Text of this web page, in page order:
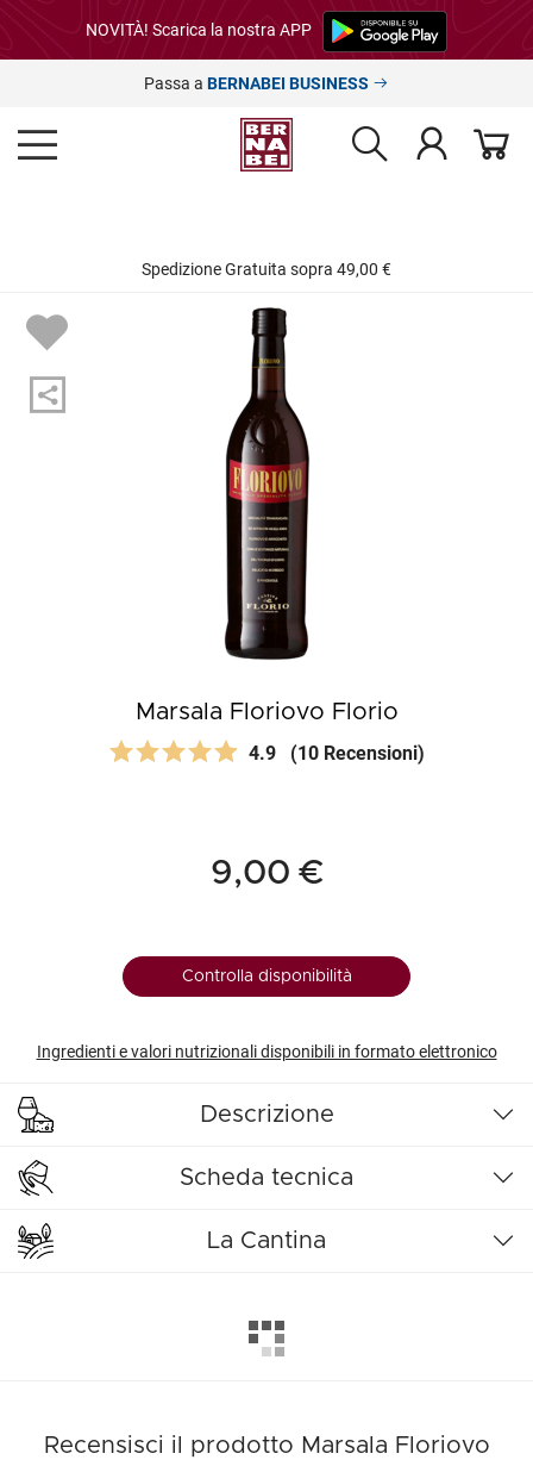
NOVITÀ! Scarica la nostra APP
Passa a BERNABEI BUSINESS
Spedizione Gratuita sopra 49,00 €
Marsala Floriovo Florio
4.9 (10 Recensioni)
9,00 €
Controlla disponibilità
Ingredienti e valori nutrizionali disponibili in formato elettronico
Descrizione
Scheda tecnica
La Cantina
Recensisci il prodotto Marsala Floriovo